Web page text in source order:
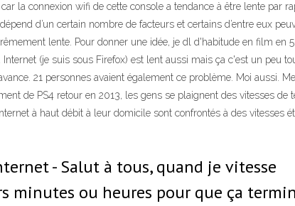
la connexion wifi de cette console a tendance à être lente par
d’un certain nombre de facteurs et certains d’entre eux
lente. Pour donner une idée, je dl d'habitude en film en
(je suis sous Firefox) est lent aussi mais ça c'est un peu
21 personnes avaient également ce problème. Moi aussi.
de PS4 retour en 2013, les gens se plaignent des vitesses de
à haut débit à leur domicile sont confrontés à des vitesses
- Salut à tous, quand je vitesse
ou heures pour que ça